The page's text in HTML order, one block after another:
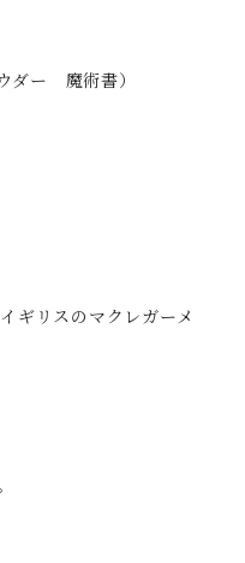
ダー 魔術書）
ギリスのマクレガーメ